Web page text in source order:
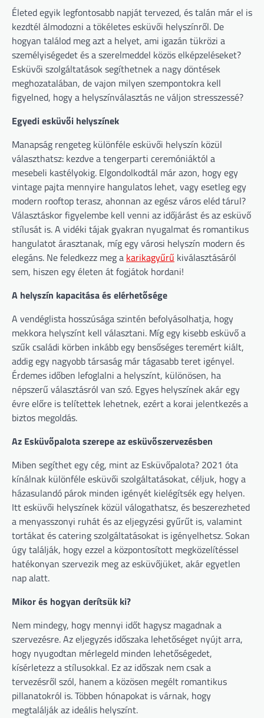
Életed egyik legfontosabb napját tervezed, és talán már el is
kezdtél álmodozni a tökéletes esküvői helyszínről. De
hogyan találod meg azt a helyet, ami igazán tükrözi a
személyiségedet és a szerelmeddel közös elképzeléseket?
Esküvői szolgáltatások segíthetnek a nagy döntések
meghozatalában, de vajon milyen szempontokra kell
figyelned, hogy a helyszínválasztás ne váljon stresszessé?
Egyedi esküvői helyszínek
Manapság rengeteg különféle esküvői helyszín közül
választhatsz: kezdve a tengerparti ceremóniáktól a
mesebeli kastélyokig. Elgondolkodtál már azon, hogy egy
vintage pajta mennyire hangulatos lehet, vagy esetleg egy
modern rooftop terasz, ahonnan az egész város eléd tárul?
Választáskor figyelembe kell venni az időjárást és az esküvő
stílusát is. A vidéki tájak gyakran nyugalmat és romantikus
hangulatot árasztanak, míg egy városi helyszín modern és
elegáns. Ne feledkezz meg a karikagyűrű kiválasztásáról
sem, hiszen egy életen át fogjátok hordani!
A helyszín kapacitása és elérhetősége
A vendéglista hosszúsága szintén befolyásolhatja, hogy
mekkora helyszínt kell választani. Míg egy kisebb esküvő a
szűk családi körben inkább egy bensőséges teremért kiált,
addig egy nagyobb társaság már tágasabb teret igényel.
Érdemes időben lefoglalni a helyszínt, különösen, ha
népszerű választásról van szó. Egyes helyszínek akár egy
évre előre is telítettek lehetnek, ezért a korai jelentkezés a
biztos megoldás.
Az Esküvőpalota szerepe az esküvőszervezésben
Miben segíthet egy cég, mint az Esküvőpalota? 2021 óta
kínálnak különféle esküvői szolgáltatásokat, céljuk, hogy a
házasulandó párok minden igényét kielégítsék egy helyen.
Itt esküvői helyszínek közül válogathatsz, és beszerezheted
a menyasszonyi ruhát és az eljegyzési gyűrűt is, valamint
tortákat és catering szolgáltatásokat is igényelhetsz. Sokan
úgy találják, hogy ezzel a központosított megközelítéssel
hatékonyan szervezik meg az esküvőjüket, akár egyetlen
nap alatt.
Mikor és hogyan derítsük ki?
Nem mindegy, hogy mennyi időt hagysz magadnak a
szervezésre. Az eljegyzés időszaka lehetőséget nyújt arra,
hogy nyugodtan mérlegeld minden lehetőségedet,
kísérletezz a stílusokkal. Ez az időszak nem csak a
tervezésről szól, hanem a közösen megélt romantikus
pillanatokról is. Többen hónapokat is várnak, hogy
megtalálják az ideális helyszínt.